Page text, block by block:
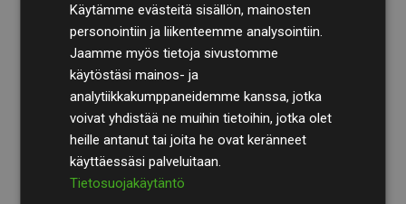
TilintarkastusyhtiöBDOkäy säännöllisesti läpi
laskelmamme ja menetelmämme varmistaakseen
läpinäkyvyyden ja luotettavuuden.
Heidän tarkastuksensa osoittavat, että investoinnit
ilmastohankkeisiin kompensoivat keskimäärin
Käytämme evästeitä sisällön, mainosten
personointiin ja liikenteemme analysointiin.
Jaamme myös tietoja sivustomme
käytöstäsi mainos- ja
analytiikkakumppaneidemme kanssa, jotka
voivat yhdistää ne muihin tietoihin, jotka olet
heille antanut tai joita he ovat keränneet
käyttäessäsi palveluitaan.
Tietosuojakäytäntö